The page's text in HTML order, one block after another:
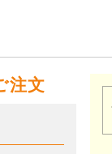
注文